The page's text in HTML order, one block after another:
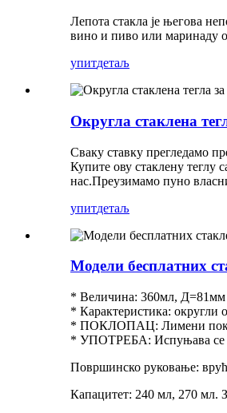
Лепота стакла је његова
вино и пиво или маринаду
упитдетаљ
Округла стаклена
Сваку ставку прегледамо
Купите ову стаклену теглу
нас.Преузимамо пуно
упитдетаљ
Модели бесплатних
* Величина: 360мл,
* Карактеристика: округли
* ПОКЛОПАЦ: Лимени
* УПОТРЕБА: Испуњава се
Површинско руковање:
Капацитет: 240 мл, 270 мл.